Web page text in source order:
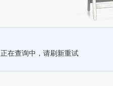
正在查询中，请刷新重试